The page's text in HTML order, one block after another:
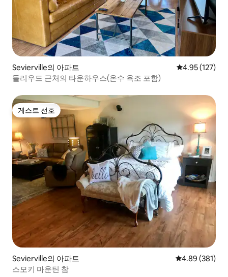
Sevierville의 아파트 평점 4.95점(5
4.95 (127)
돌리우드 근처의 타운하우스(온수 욕조 포함)
게스트 선호
게스트 선호
Sevierville의 아파트 평점 4.89점(5
4.89 (381)
스모키 마운틴 참